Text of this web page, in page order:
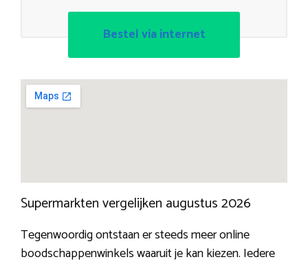
Bestel via internet
Supermarkten vergelijken augustus 2026
Tegenwoordig ontstaan er steeds meer online
boodschappenwinkels waaruit je kan kiezen. Iedere